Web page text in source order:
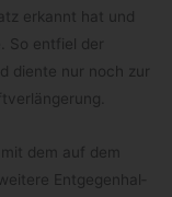
erkannt hat und
So ent­fiel der
diente nur noch zur
dem auf dem
Ent­ge­gen­hal­